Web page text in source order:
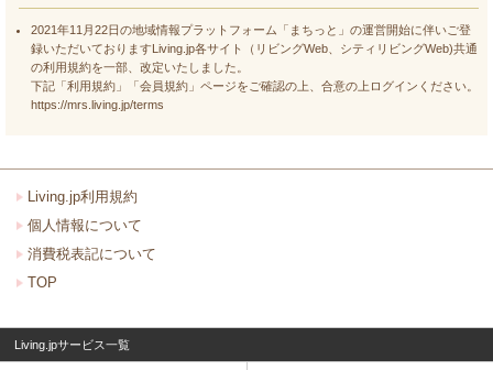
2021年11月22日の地域情報プラットフォーム「まちっと」の運営開始に伴いご登
録いただいておりますLiving.jp各サイト（リビングWeb、シティリビングWeb)共通
の利用規約を一部、改定いたしました。
下記「利用規約」「会員規約」ページをご確認の上、合意の上ログインください。
https://mrs.living.jp/terms
Living.jp利用規約
個人情報について
消費税表記について
TOP
Living.jpサービス一覧